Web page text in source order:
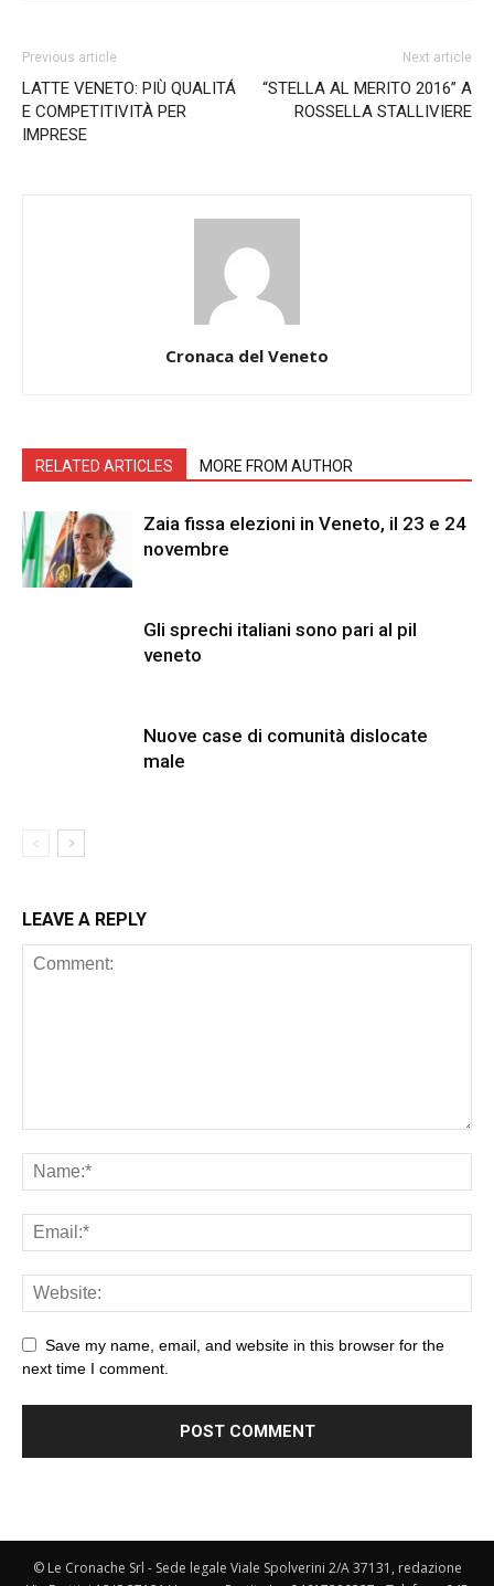
Previous article
LATTE VENETO: PIÙ QUALITÁ
E COMPETITIVITÀ PER
IMPRESE
Next article
“STELLA AL MERITO 2016” A
ROSSELLA STALLIVIERE
Cronaca del Veneto
RELATED ARTICLES MORE FROM AUTHOR
Zaia fissa elezioni in Veneto, il 23 e 24
novembre
Gli sprechi italiani sono pari al pil
veneto
Nuove case di comunità dislocate
male
LEAVE A REPLY
Save my name, email, and website in this browser for the
next time I comment.
© Le Cronache Srl - Sede legale Viale Spolverini 2/A 37131, redazione